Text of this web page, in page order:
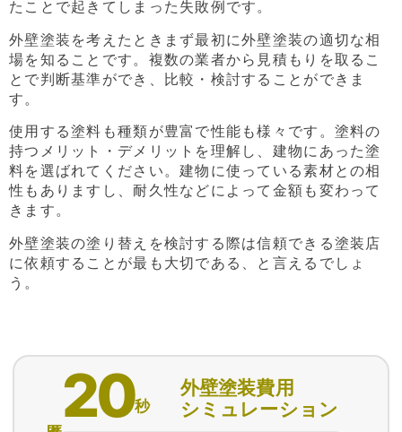
たことで起きてしまった失敗例です。
外壁塗装を考えたときまず最初に外壁塗装の適切な相
場を知ることです。複数の業者から見積もりを取るこ
とで判断基準ができ、比較・検討することができま
す。
使用する塗料も種類が豊富で性能も様々です。塗料の
持つメリット・デメリットを理解し、建物にあった塗
料を選ばれてください。建物に使っている素材との相
性もありますし、耐久性などによって金額も変わって
きます。
外壁塗装の塗り替えを検討する際は信頼できる塗装店
に依頼することが最も大切である、と言えるでしょ
う。
20秒
外壁塗装費用
シミュレーション